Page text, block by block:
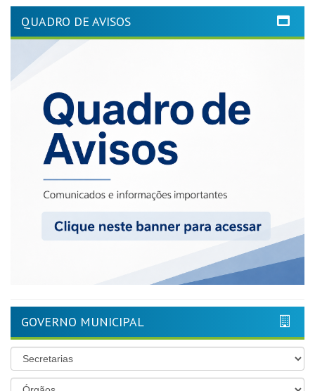
QUADRO DE AVISOS
GOVERNO MUNICIPAL